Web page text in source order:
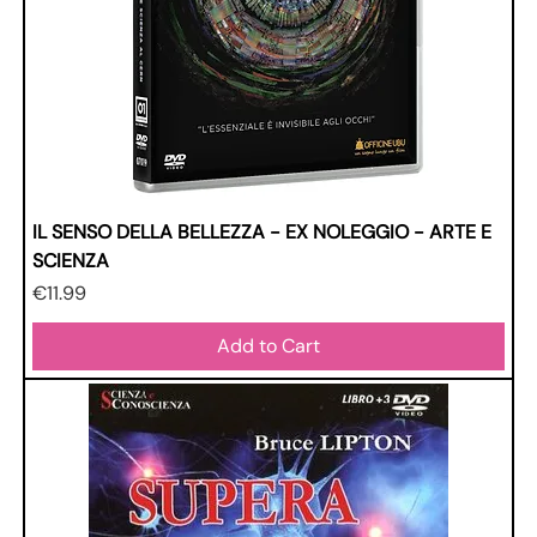
IL SENSO DELLA BELLEZZA - EX NOLEGGIO - ARTE E
SCIENZA
Price
€11.99
Add to Cart